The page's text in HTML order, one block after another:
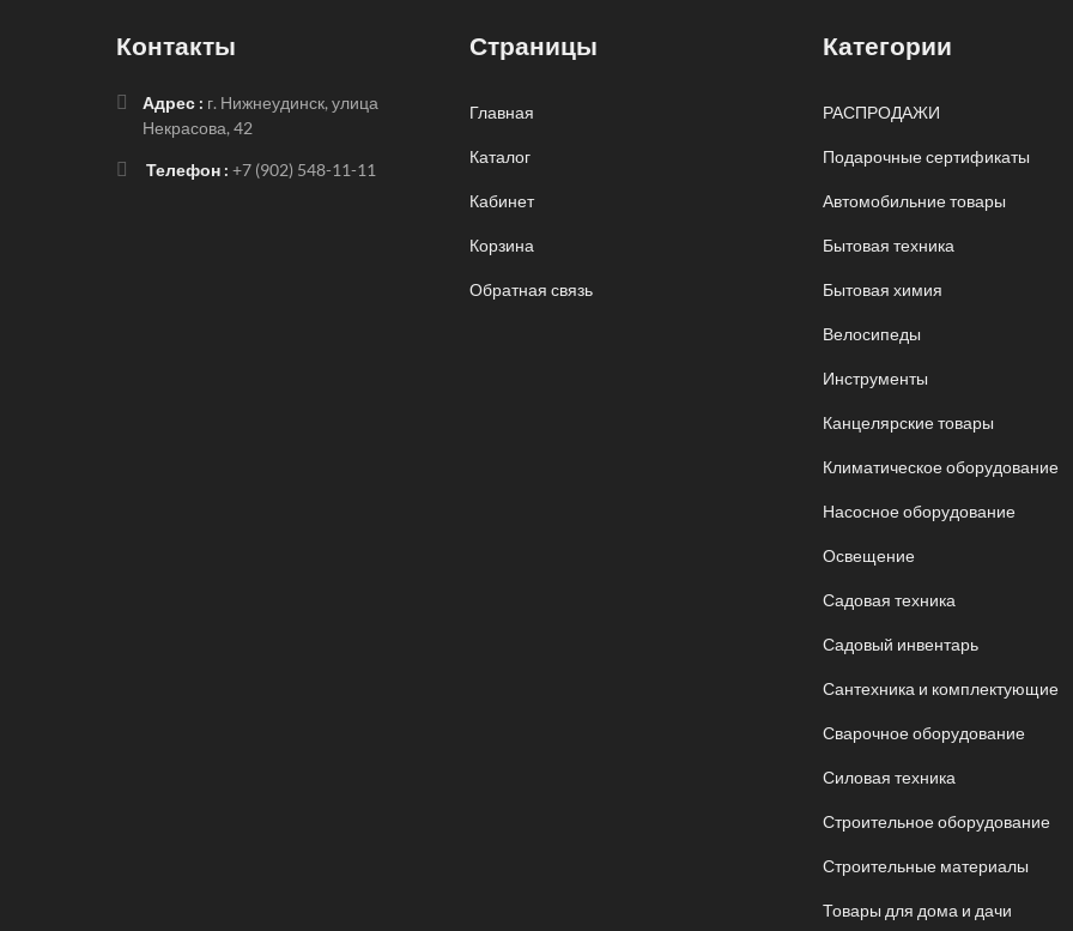
Контакты
Адрес : г. Нижнеудинск, улица
Некрасова, 42
Телефон : +7 (902) 548-11-11
Страницы
Главная
Каталог
Кабинет
Корзина
Обратная связь
Категории
РАСПРОДАЖИ
Подарочные сертификаты
Автомобильние товары
Бытовая техника
Бытовая химия
Велосипеды
Инструменты
Канцелярские товары
Климатическое оборудование
Насосное оборудование
Освещение
Садовая техника
Садовый инвентарь
Сантехника и комплектующие
Сварочное оборудование
Силовая техника
Строительное оборудование
Строительные материалы
Товары для дома и дачи